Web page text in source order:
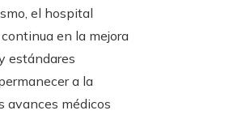
el hospital
en la mejora
estándares
a la
avances médicos